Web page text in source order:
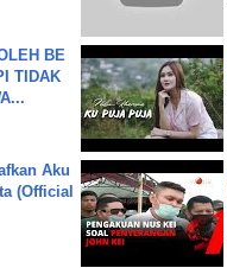
BE
TIDAK
Aku
(Official